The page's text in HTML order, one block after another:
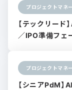
プロジェクトマネ
【テックリード
／IPO準備フェ
プロジェクトマネ
【シニアPdM